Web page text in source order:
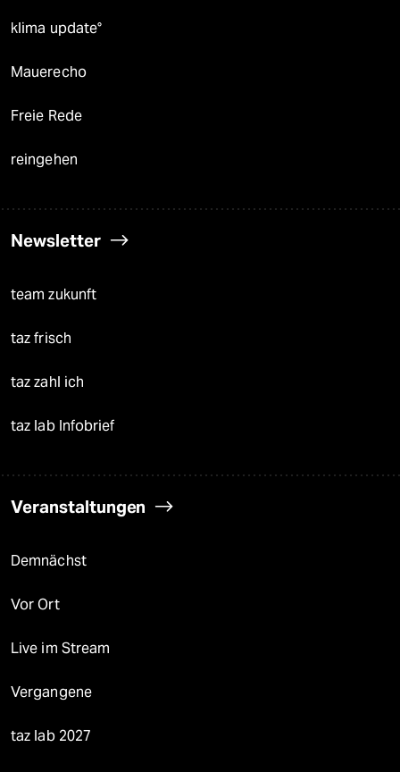
klima update°
Mauerecho
Freie Rede
reingehen
Newsletter
team zukunft
taz frisch
taz zahl ich
taz lab Infobrief
Veranstaltungen
Demnächst
Vor Ort
Live im Stream
Vergangene
taz lab 2027